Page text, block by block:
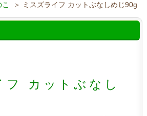
＞ ミスズライフ カットぶなしめじ90g
フ カットぶなし